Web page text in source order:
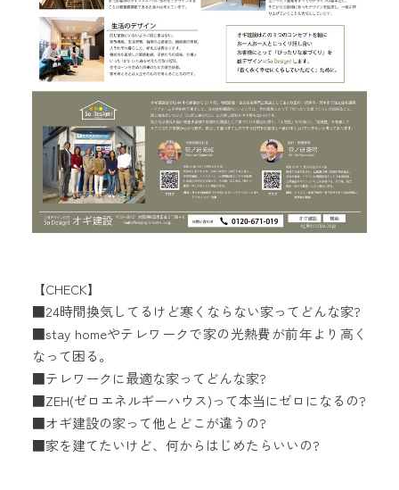
【CHECK】
■24時間換気してるけど寒くならない家ってどんな家?
■stay homeやテレワークで家の光熱費が前年より高く
なって困る。
■テレワークに最適な家ってどんな家?
■ZEH(ゼロエネルギーハウス)って本当にゼロになるの?
■オギ建設の家って他とどこが違うの?
■家を建てたいけど、何からはじめたらいいの?